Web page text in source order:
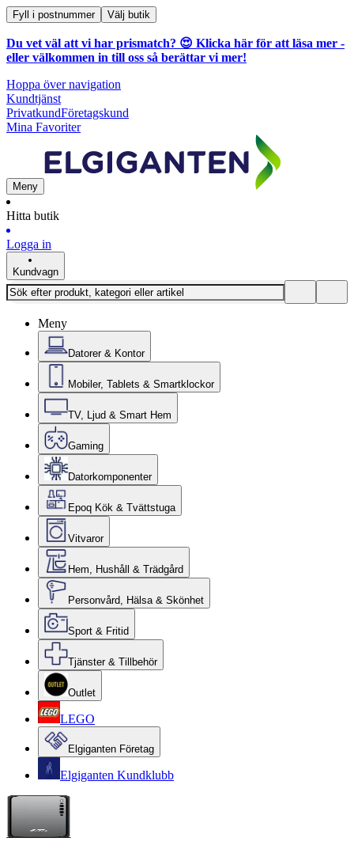
Fyll i postnummer Välj butik
Du vet väl att vi har prismatch? 😍 Klicka här för att läsa mer -
eller välkommen in till oss så berättar vi mer!
Hoppa över navigation
Kundtjänst
PrivatkundFöretagskund
Mina Favoriter
Meny
Hitta butik
Logga in
Kundvagn
Meny
Datorer & Kontor
Mobiler, Tablets & Smartklockor
TV, Ljud & Smart Hem
Gaming
Datorkomponenter
Epoq Kök & Tvättstuga
Vitvaror
Hem, Hushåll & Trädgård
Personvård, Hälsa & Skönhet
Sport & Fritid
Tjänster & Tillbehör
Outlet
LEGO
Elgiganten Företag
Elgiganten Kundklubb